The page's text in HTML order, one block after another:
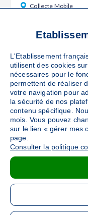
Collecte Mobile
places disponibles
TASSIN LA DEMI
69160)
Collecte Mobile
Le lundi 26 octobre de
L'Etablissement
utilisent des cookies
nécessaires pour le
permettent de réaliser
votre navigation pour
la sécurité de nos
contenu spécifique.
mois. Vous pouvez
sur le lien « gérer mes
page.
Consulter la politique